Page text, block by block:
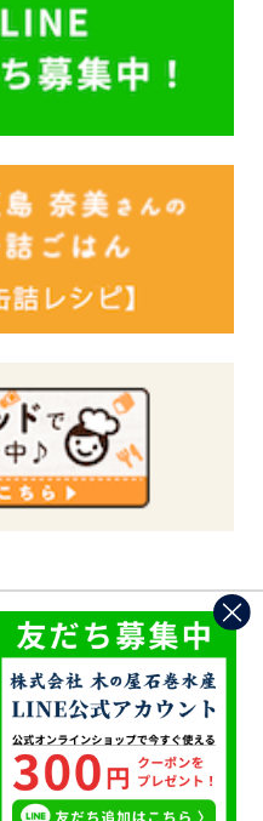
法律 会社概要
工場直売所
み お問い合わせ
TOP